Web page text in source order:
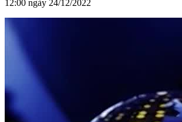
12:00 ngày 24/12/2022